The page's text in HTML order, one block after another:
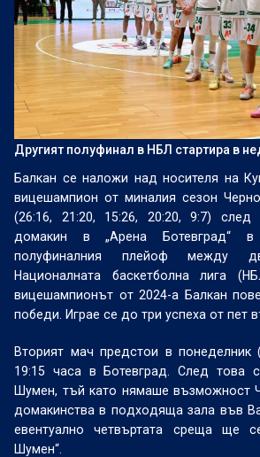
Другият полуфинал в НБЛ стартира в
Балкан се наложи над носителя на
вицешампион от миналия сезон
(26:16, 21:20, 15:26, 20:20, 9:7) след
домакин в „Арена Ботевград“
полуфиналния плейоф между
Националната баскетболна лига
вицешампионът от 2024-а Балкан
победи. Играе се до три успеха от пет
Вторият мач предстои в
19:15 часа в Ботевград. След това
Шумен, тъй като нямаше възможност
домакинства в подходяща зала във
евентуално четвъртата среща ще
Шумен“.